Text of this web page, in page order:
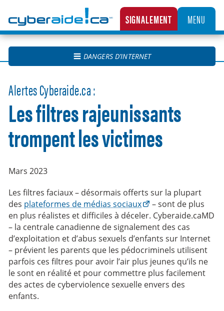
LA CENTRALE CANADIENNE DE SIGNALEMENT DES CAS D’EXPLOITATION SEXUELLE
SIGNALEMENT MENU
DANGERS D’INTERNET
Alertes Cyberaide.ca :
Les filtres rajeunissants
trompent les victimes
Mars 2023
Les filtres faciaux – désormais offerts sur la plupart
des plateformes de médias sociaux
– sont de plus
en plus réalistes et difficiles à déceler. Cyberaide.caMD
– la centrale canadienne de signalement des cas
d’exploitation et d’abus sexuels d’enfants sur Internet
– prévient les parents que les pédocriminels utilisent
parfois ces filtres pour avoir l’air plus jeunes qu’ils ne
le sont en réalité et pour commettre plus facilement
des actes de cyberviolence sexuelle envers des
enfants.